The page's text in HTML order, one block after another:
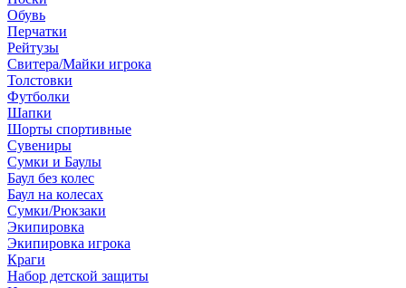
Обувь
Перчатки
Рейтузы
Свитера/Майки игрока
Толстовки
Футболки
Шапки
Шорты спортивные
Сувениры
Сумки и Баулы
Баул без колес
Баул на колесах
Сумки/Рюкзаки
Экипировка
Экипировка игрока
Краги
Набор детской защиты